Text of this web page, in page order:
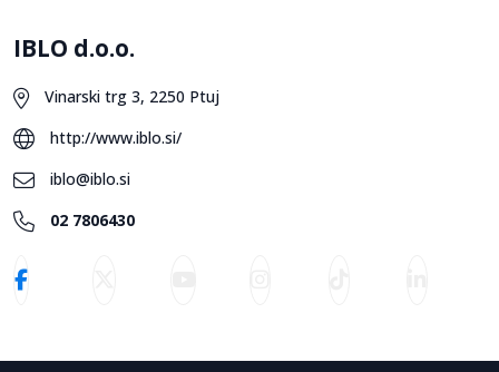
IBLO d.o.o.
Vinarski trg 3, 2250 Ptuj
http://www.iblo.si/
iblo@iblo.si
02 7806430